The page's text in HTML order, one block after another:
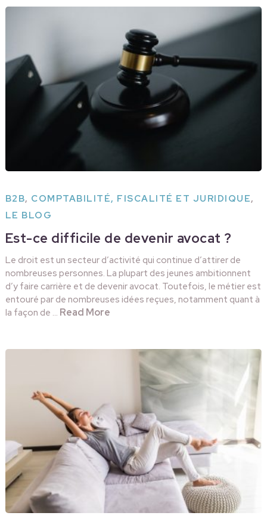
B2B, COMPTABILITÉ, FISCALITÉ ET JURIDIQUE,
LE BLOG
Est-ce difficile de devenir avocat ?
Le droit est un secteur d’activité qui continue d’attirer de
nombreuses personnes. La plupart des jeunes ambitionnent
d’y faire carrière et de devenir avocat. Toutefois, le métier est
entouré par de nombreuses idées reçues, notamment quant à
la façon de … Read More